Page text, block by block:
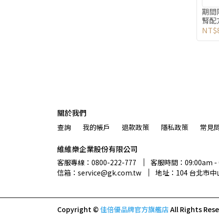
期間
腎配
關於我們
查詢 我的帳戶 退款政策 隱私政策 常見
維維樂企業股份有限公司
客服專線：0800-222-777
客服時間：09:00am
信箱：service@gk.com.tw
地址：104 台北市
Copyright © 佳倍優品牌官方旗艦店All Rights